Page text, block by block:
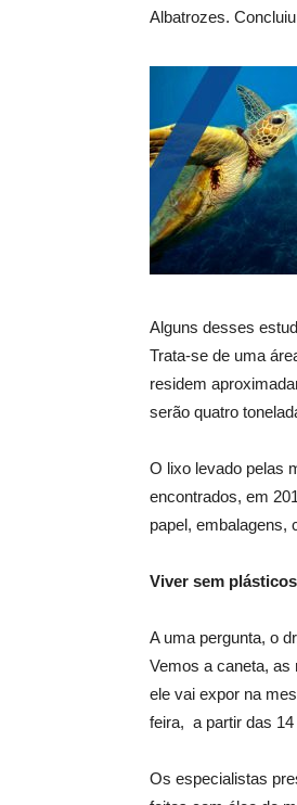
Albatrozes.
Alguns desses
Trata-se de uma
residem
serão quatro
O lixo levado pelas
encontrados, em
papel, embalagens,
Viver sem
A uma pergunta, o
Vemos a caneta,
ele vai expor na
feira, a partir das 14
Os especialistas